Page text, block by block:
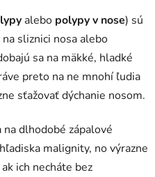
alebo polypy v nose) sú
sliznici nosa alebo
sa na mäkké, hladké
preto na ne mnohí ľudia
sťažovať dýchanie nosom.
dlhodobé zápalové
malignity, no výrazne
ich necháte bez